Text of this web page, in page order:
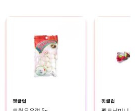
펫클럽 펫클럽